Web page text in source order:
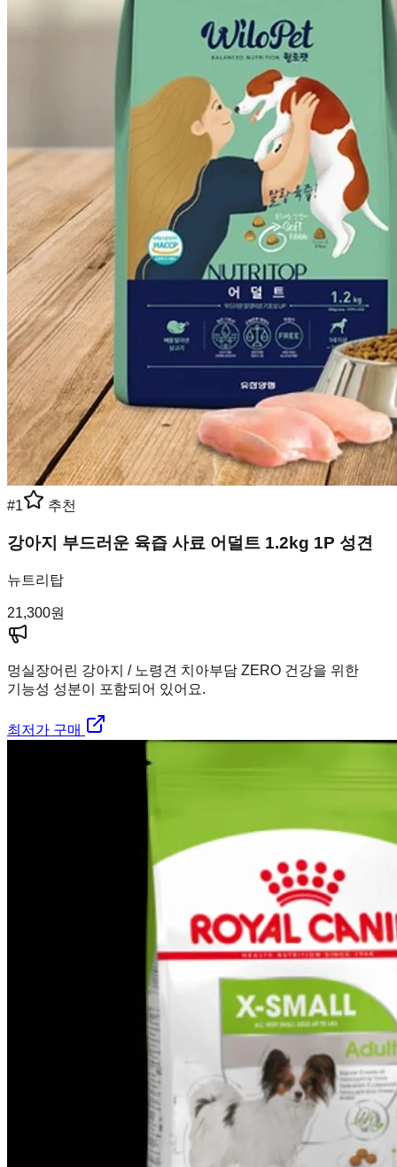
#1 추천
강아지 부드러운 육즙 사료 어덜트 1.2kg 1P 성견
뉴트리탑
21,300원
멍실장어린 강아지 / 노령견 치아부담 ZERO 건강을 위한
기능성 성분이 포함되어 있어요.
최저가 구매